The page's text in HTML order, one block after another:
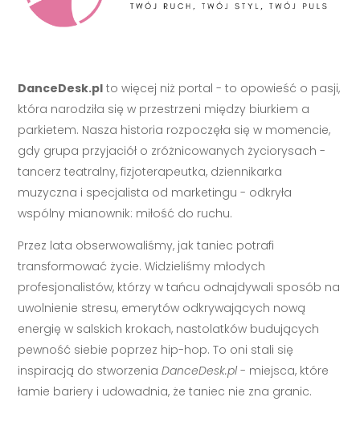
DanceDesk.pl to więcej niż portal - to opowieść o pasji,
która narodziła się w przestrzeni między biurkiem a
parkietem. Nasza historia rozpoczęła się w momencie,
gdy grupa przyjaciół o zróżnicowanych życiorysach -
tancerz teatralny, fizjoterapeutka, dziennikarka
muzyczna i specjalista od marketingu - odkryła
wspólny mianownik: miłość do ruchu.
Przez lata obserwowaliśmy, jak taniec potrafi
transformować życie. Widzieliśmy młodych
profesjonalistów, którzy w tańcu odnajdywali sposób na
uwolnienie stresu, emerytów odkrywających nową
energię w salskich krokach, nastolatków budujących
pewność siebie poprzez hip-hop. To oni stali się
inspiracją do stworzeniaDanceDesk.pl - miejsca, które
łamie bariery i udowadnia, że taniec nie zna granic.